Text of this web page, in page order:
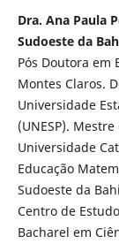
Dra. Ana Paula
Sudoeste da
Pós Doutora em
Montes Claros.
Universidade
(UNESP).
Universidade
Educação
Sudoeste da
Centro de
Bacharel em